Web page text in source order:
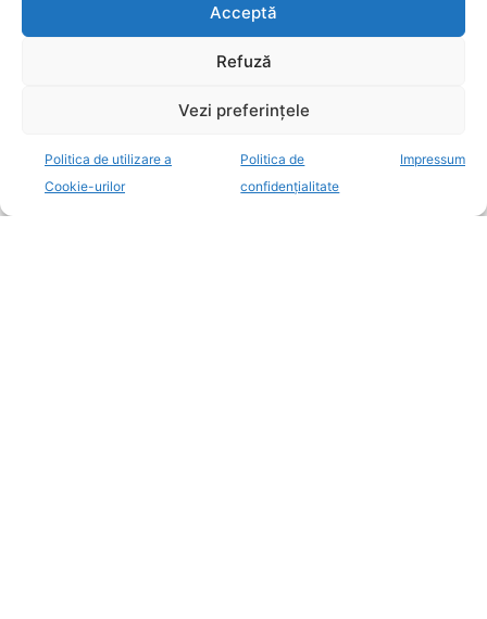
Acceptă
Refuză
Vezi preferințele
Politica de utilizare a
Cookie-urilor
Politica de
confidențialitate
Impressum